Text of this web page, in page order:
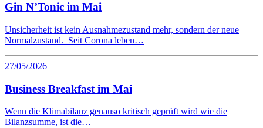
Gin N’Tonic im Mai
Unsicherheit ist kein Ausnahmezustand mehr, sondern der neue
Normalzustand. Seit Corona leben…
27/05/2026
Business Breakfast im Mai
Wenn die Klimabilanz genauso kritisch geprüft wird wie die
Bilanzsumme, ist die…